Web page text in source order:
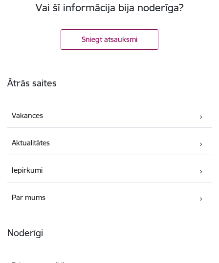
Vai šī informācija bija noderīga?
Sniegt atsauksmi
Ātrās saites
Vakances
Aktualitātes
Iepirkumi
Par mums
Noderīgi